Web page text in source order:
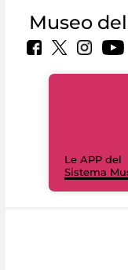
Museo
Le APP del
Sistema